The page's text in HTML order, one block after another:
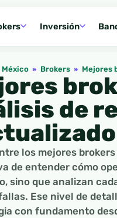
Inversión
» Brokers » Mejores
de
los mejores
de entender cómo
sino que analizan
Ese nivel de
con fundamento